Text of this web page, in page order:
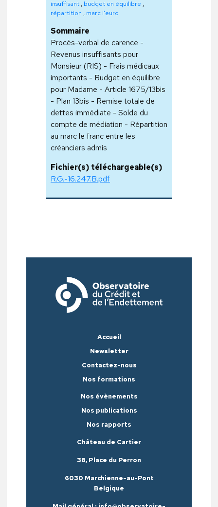
insuffisant , budget en équilibre ,
répartition , marc l'euro
Sommaire
Procès-verbal de carence -
Revenus insuffisants pour
Monsieur (RIS) - Frais médicaux
importants - Budget en équilibre
pour Madame - Article 1675/13bis
- Plan 13bis - Remise totale de
dettes immédiate - Solde du
compte de médiation - Répartition
au marc le franc entre les
créanciers admis
Fichier(s) téléchargeable(s)
R.G.-16.247.B.pdf
Accueil
Newsletter
Contactez-nous
Nos formations
Nos évènements
Nos publications
Nos rapports
Château de Cartier
38, Place du Perron
6030 Marchienne-au-Pont
Belgique